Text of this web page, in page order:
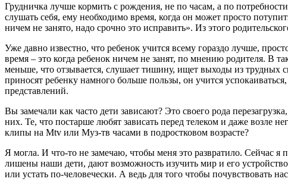
Грудничка лучше кормить с рождения, не по часам, а по
слушать себя, ему необходимо время, когда он может просто
ничем не занято, надо срочно это исправить». Из этого
Уже давно известно, что ребенок учится всему гораздо лучше,
время – это когда ребенок ничем не занят, по мнению родителя. В
меньше, что отзывается, слушает тишину, ищет выходы из трудных
приносят ребенку намного больше пользы, он учится
представлений.
Вы замечали как часто дети зависают? Это своего рода
них. Те, что постарше любят зависать перед телеком и даже возле
клипы на Мtv или Муз-тв часами в подростковом возрасте?
Я могла. И что-то не замечаю, чтобы меня это развратило. Сейчас я
лишены наши дети, дают возможность изучить мир и его
или устать по-человечески. А ведь для того чтобы почувствовать